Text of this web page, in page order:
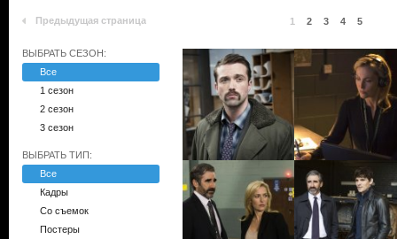
Предыдущая страница 1 2 3 4 5
ВЫБРАТЬ СЕЗОН:
Все
1 сезон
2 сезон
3 сезон
ВЫБРАТЬ ТИП:
Все
Кадры
Со съемок
Постеры